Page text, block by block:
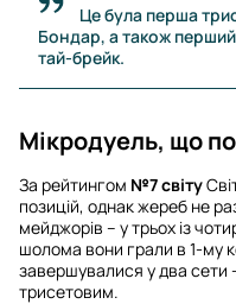
Це була перша
Бондар, а також
тай-брейк.
Мікродуель, що
За рейтингом №7 світу
позицій, однак жереб не
мейджорів – у трьох із
шолома вони грали в 1-му
завершувалися у два сети
трисетовим.